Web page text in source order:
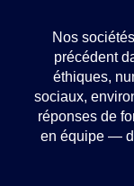
Nos
précédent
éthiques,
sociaux,
réponses de
en équipe —